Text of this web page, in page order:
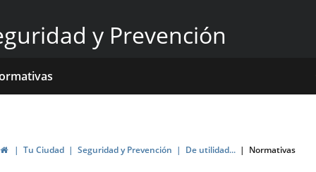
Ayuntamiento
de
Valladolid
y Prevención
InicioTu Ciudad Seguridad y Prevención De utilidad... Normativas